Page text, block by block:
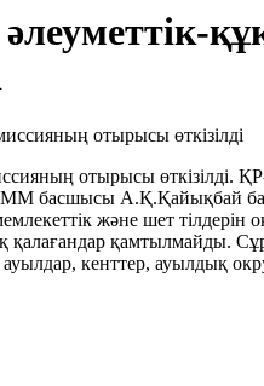
отырысы өткізілді.
ММ басшысы А.Қ.Қайықбай
және шет тілдерін
қалағандар қамтылмайды.
кенттер, ауылдық